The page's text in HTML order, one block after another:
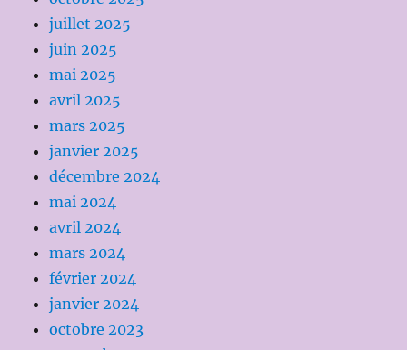
juillet 2025
juin 2025
mai 2025
avril 2025
mars 2025
janvier 2025
décembre 2024
mai 2024
avril 2024
mars 2024
février 2024
janvier 2024
octobre 2023